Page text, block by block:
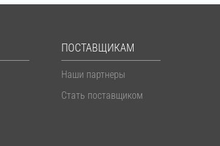
ПОСТАВЩИКАМ
Наши партнеры
Стать поставщиком